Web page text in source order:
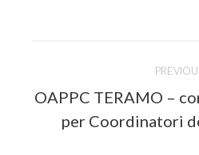
navigation
OAPPC TERAMO –
per Coordinatori